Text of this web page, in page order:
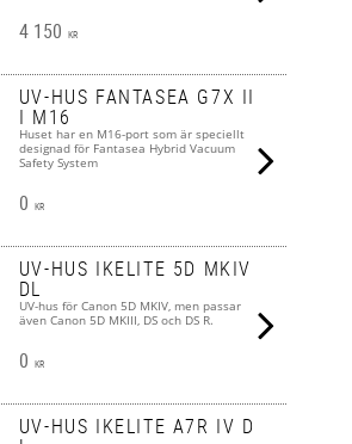
4 150 KR
UV-HUS FANTASEA G7X II
I M16
Huset har en M16-port som är speciellt
designad för Fantasea Hybrid Vacuum
Safety System
0 KR
UV-HUS IKELITE 5D MKIV
DL
UV-hus för Canon 5D MKIV, men passar
även Canon 5D MKIII, DS och DS R.
0 KR
UV-HUS IKELITE A7R IV D